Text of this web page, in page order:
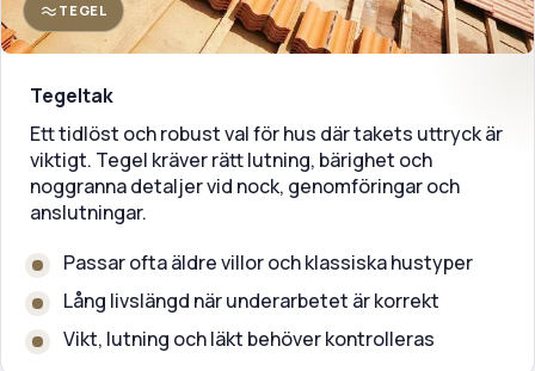
TEGEL
Tegeltak
Ett tidlöst och robust val för hus där takets uttryck är
viktigt. Tegel kräver rätt lutning, bärighet och
noggranna detaljer vid nock, genomföringar och
anslutningar.
Passar ofta äldre villor och klassiska hustyper
Lång livslängd när underarbetet är korrekt
Vikt, lutning och läkt behöver kontrolleras